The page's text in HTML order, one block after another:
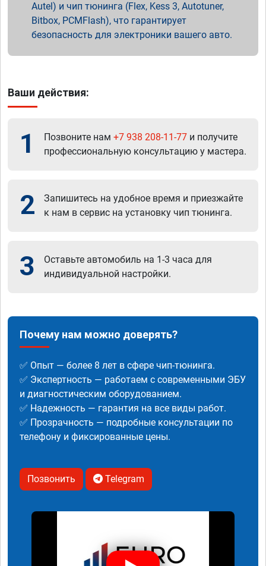
Autel) и чип тюнинга (Flex, Kess 3, Autotuner,
Bitbox, PCMFlash), что гарантирует
безопасность для электроники вашего авто.
Ваши действия:
1 Позвоните нам +7 938 208-11-77 и получите
профессиональную консультацию у мастера.
2
Запишитесь на удобное время и приезжайте
к нам в сервис на установку чип тюнинга.
3
Оставьте автомобиль на 1-3 часа для
индивидуальной настройки.
Почему нам можно доверять?
✅ Опыт — более 8 лет в сфере чип-тюнинга.
✅ Экспертность — работаем с современными ЭБУ
и диагностическим оборудованием.
✅ Надежность — гарантия на все виды работ.
✅ Прозрачность — подробные консультации по
телефону и фиксированные цены.
Позвонить Telegram